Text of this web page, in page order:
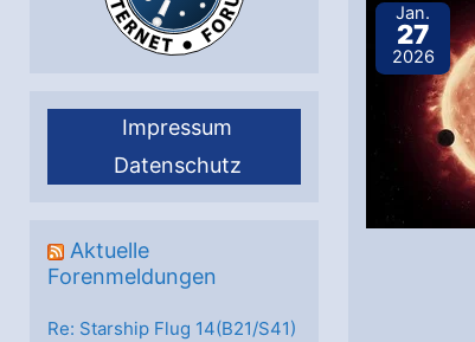
Impressum
Datenschutz
Aktuelle
Forenmeldungen
Re: Starship Flug 14(B21/S41)
Jan.
27
2026